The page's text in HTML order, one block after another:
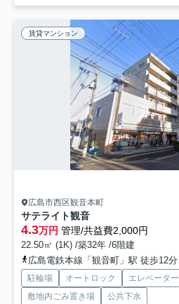
賃貸マンション
広島市西区観音本町
サテライト観音
4.3万円 管理/共益費2,000円
22.50㎡ (1K) /築32年 /6階建
広島電鉄本線「観音町」駅 徒歩12分
駐輪場 オートロック エレベーター
敷地内ごみ置き場
公共下水